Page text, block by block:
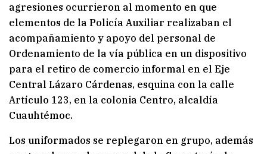
agresiones ocurrieron al momento en que
elementos de la Policía Auxiliar realizaban el
acompañamiento y apoyo del personal de
Ordenamiento de la vía pública en un dispositivo
para el retiro de comercio informal en el Eje
Central Lázaro Cárdenas, esquina con la calle
Artículo 123, en la colonia Centro, alcaldía
Cuauhtémoc.
Los uniformados se replegaron en grupo, además